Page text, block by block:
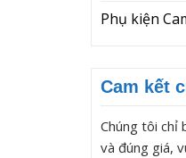
Phụ kiện
Cam kết
Chúng tôi chỉ
và đúng giá,